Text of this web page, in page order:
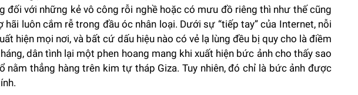
đối với những kẻ vô công rỗi nghề hoặc có mưu đồ riêng thì như thế cũng
hãi luôn cắm rễ trong đầu óc nhân loại. Dưới sự “tiếp tay” của Internet, nỗi
hiện mọi nơi, và bất cứ dấu hiệu nào có vẻ lạ lùng đều bị quy cho là điềm
dân tình lại một phen hoang mang khi xuất hiện bức ảnh cho thấy sao
nằm thẳng hàng trên kim tự tháp Giza. Tuy nhiên, đó chỉ là bức ảnh được